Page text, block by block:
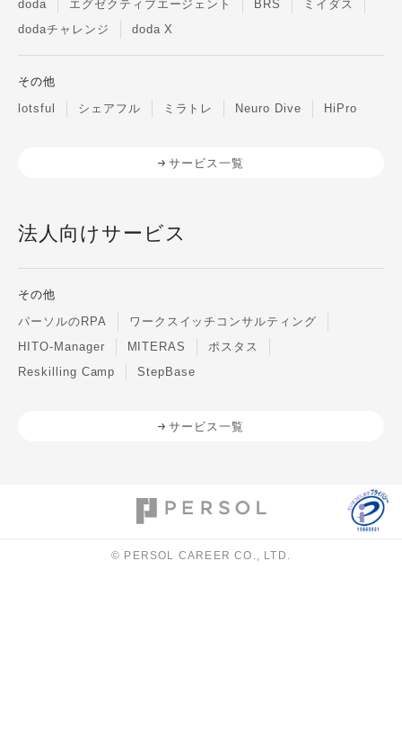
doda
エグゼクティブエージェント BRS
ミイダス
dodaチャレンジ
doda X
その他
lotsful
シェアフル ミラトレ Neuro Dive HiPro
サービス一覧
法人向けサービス
その他
パーソルのRPA
ワークスイッチコンサルティング
HITO-Manager
MITERAS
ポスタス
Reskilling Camp
StepBase
サービス一覧
© PERSOL CAREER CO., LTD.